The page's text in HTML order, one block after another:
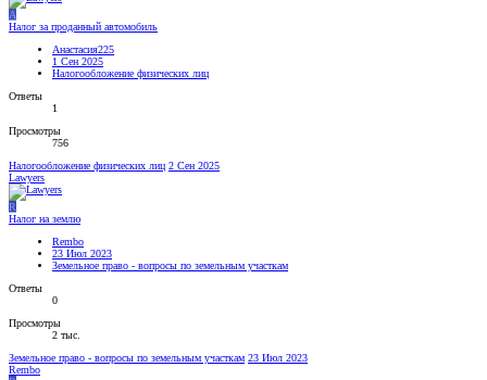
А
Налог за проданный автомобиль
Анастасия225
1 Сен 2025
Налогообложение физических лиц
Ответы
1
Просмотры
756
Налогообложение физических лиц 2 Сен 2025
Lawyers
R
Налог на землю
Rembo
23 Июл 2023
Земельное право - вопросы по земельным участкам
Ответы
0
Просмотры
2 тыс.
Земельное право - вопросы по земельным участкам 23 Июл 2023
Rembo